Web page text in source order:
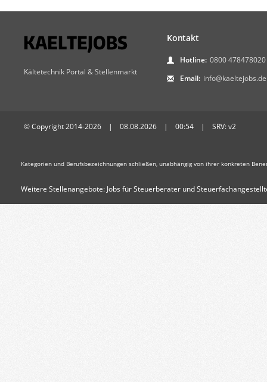
Kältetechnik Portal & Stellenmarkt
Kontakt
Hotline: 0800 478478020
Email: info@kaeltejobs.de
© Copyright 2014-2026 | 08.08.2026 | 00:54 | SRV: v2
Kategorien und Berufsbezeichnungen schließen, unabhängig von ihrer konkreten
Weitere Stellenangebote: Jobs für Steuerberater und